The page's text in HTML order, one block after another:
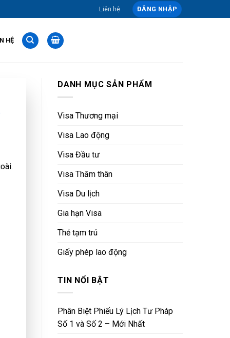
Liên hệ ĐĂNG NHẬP
HỆ
DANH MỤC SẢN PHẨM
Visa Thương mại
Visa Lao động
Visa Đầu tư
Visa Thăm thân
Visa Du lịch
Gia hạn Visa
Thẻ tạm trú
Giấy phép lao động
TIN NỔI BẬT
Phân Biệt Phiếu Lý Lịch Tư Pháp
Số 1 và Số 2 – Mới Nhất